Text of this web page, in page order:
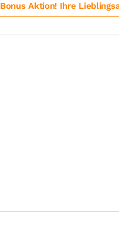
Bonus Aktion! Ihre